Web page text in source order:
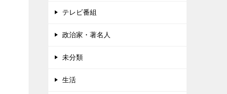
テレビ番組
政治家・著名人
未分類
生活